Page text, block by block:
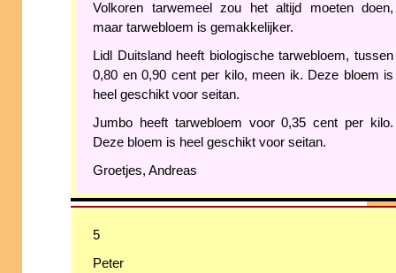
Volkoren tarwemeel zou het altijd moeten doen,
maar tarwebloem is gemakkelijker.
Lidl Duitsland heeft biologische tarwebloem, tussen
0,80 en 0,90 cent per kilo, meen ik. Deze bloem is
heel geschikt voor seitan.
Jumbo heeft tarwebloem voor 0,35 cent per kilo.
Deze bloem is heel geschikt voor seitan.
Groetjes, Andreas
5
Peter